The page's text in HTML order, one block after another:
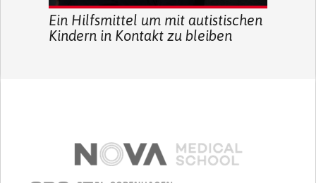
Ein Hilfsmittel um mit autistischen
Kindern in Kontakt zu bleiben